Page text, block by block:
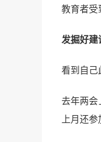
教育者受
发掘好建
看到自己
去年两
上月还